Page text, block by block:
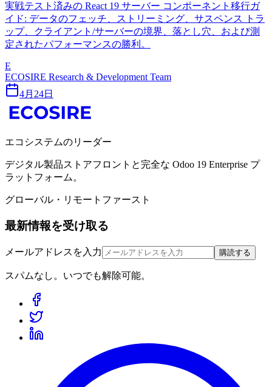
実戦テスト済みの React 19 サーバー コンポーネント移行ガ
イド: データのフェッチ、ストリーミング、サスペンス トラ
ップ、クライアント/サーバーの境界、落とし穴、および測
定されたパフォーマンスの勝利。
E
ECOSIRE Research & Development Team
4月24日
エコシステムのリーダー
デジタル製品ストアフロントと完全な Odoo 19 Enterprise プ
ラットフォーム。
グローバル・リモートファースト
最新情報を受け取る
メールアドレスを入力 購読する
スパムなし。いつでも解除可能。